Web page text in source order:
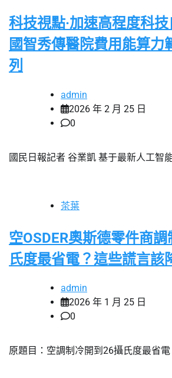
科技視點·加速高程度科
國智秀傳醫院費用能算力
列
admin
2026 年 2 月 25 日
0
國民日報記者 谷業凱 基于最新人工智
茶葉
空OSDER奧斯德零件商
氏度最省電？這些謊言該
admin
2026 年 1 月 25 日
0
原題目：空調制冷開到26攝氏度最省